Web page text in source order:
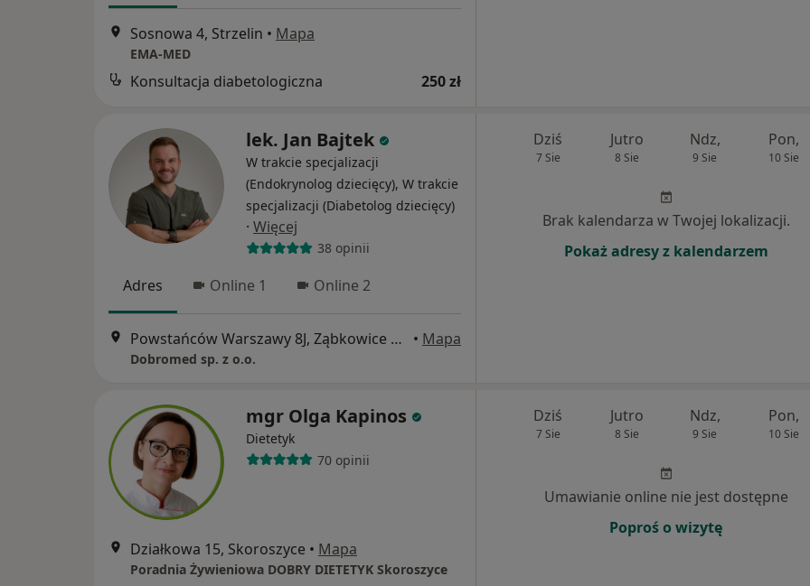
Sosnowa 4, Strzelin • Mapa
EMA-MED
Konsultacja diabetologiczna 250 zł
lek. Jan Bajtek
W trakcie specjalizacji
(Endokrynolog dziecięcy), W trakcie
specjalizacji (Diabetolog dziecięcy)
· Więcej
38 opinii
Adres Online 1 Online 2
Powstańców Warszawy 8J, Ząbkowice Śląskie • Mapa
Dobromed sp. z o.o.
Dziś
7 Sie
Jutro
8 Sie
Ndz,
9 Sie
Pon,
10 Sie
Brak kalendarza w Twojej lokalizacji.
Pokaż adresy z kalendarzem
mgr Olga Kapinos
Dietetyk
70 opinii
Działkowa 15, Skoroszyce • Mapa
Poradnia Żywieniowa DOBRY DIETETYK Skoroszyce
Dziś
7 Sie
Jutro
8 Sie
Ndz,
9 Sie
Pon,
10 Sie
Umawianie online nie jest dostępne
Poproś o wizytę